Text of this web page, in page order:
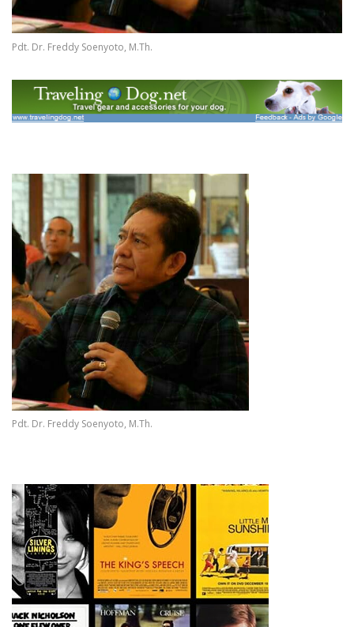
Pdt. Dr. Freddy Soenyoto, M.Th.
Pdt. Dr. Freddy Soenyoto, M.Th.